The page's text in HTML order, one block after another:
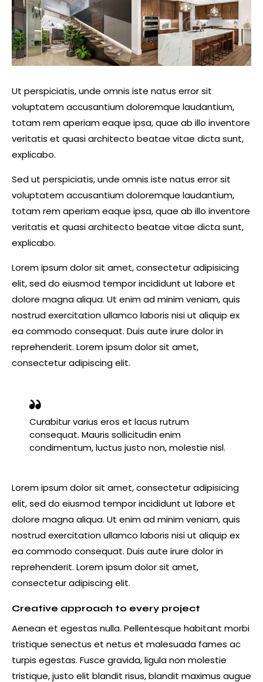
Ut perspiciatis, unde omnis iste natus error sit
voluptatem accusantium doloremque laudantium,
totam rem aperiam eaque ipsa, quae ab illo inventore
veritatis et quasi architecto beatae vitae dicta sunt,
explicabo.
Sed ut perspiciatis, unde omnis iste natus error sit
voluptatem accusantium doloremque laudantium,
totam rem aperiam eaque ipsa, quae ab illo inventore
veritatis et quasi architecto beatae vitae dicta sunt,
explicabo.
Lorem ipsum dolor sit amet, consectetur adipisicing
elit, sed do eiusmod tempor incididunt ut labore et
dolore magna aliqua. Ut enim ad minim veniam, quis
nostrud exercitation ullamco laboris nisi ut aliquip ex
ea commodo consequat. Duis aute irure dolor in
reprehenderit. Lorem ipsum dolor sit amet,
consectetur adipiscing elit.
Curabitur varius eros et lacus rutrum
consequat. Mauris sollicitudin enim
condimentum, luctus justo non, molestie nisl.
Lorem ipsum dolor sit amet, consectetur adipisicing
elit, sed do eiusmod tempor incididunt ut labore et
dolore magna aliqua. Ut enim ad minim veniam, quis
nostrud exercitation ullamco laboris nisi ut aliquip ex
ea commodo consequat. Duis aute irure dolor in
reprehenderit. Lorem ipsum dolor sit amet,
consectetur adipiscing elit.
Creative approach to every project
Aenean et egestas nulla. Pellentesque habitant morbi
tristique senectus et netus et malesuada fames ac
turpis egestas. Fusce gravida, ligula non molestie
tristique, justo elit blandit risus, blandit maximus augue